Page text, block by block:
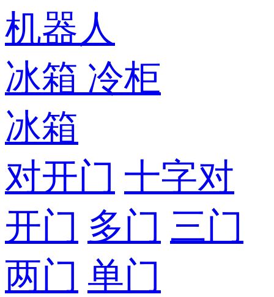
机器人
冰箱 冷柜
冰箱
对开门 十字对
开门 多门 三门
两门 单门